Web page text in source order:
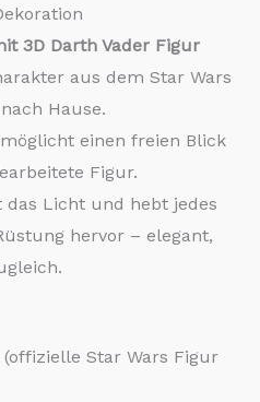
3D Darth Vader Figur
aus dem Star Wars
Hause.
einen freien Blick
Figur.
das Licht und hebt jedes
hervor – elegant,
(offizielle Star Wars Figur